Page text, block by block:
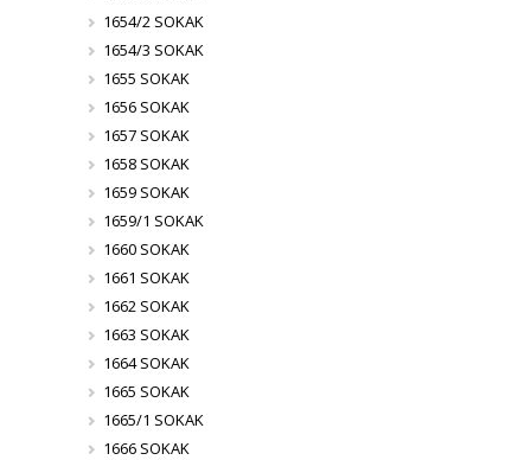
1654/2 SOKAK
1654/3 SOKAK
1655 SOKAK
1656 SOKAK
1657 SOKAK
1658 SOKAK
1659 SOKAK
1659/1 SOKAK
1660 SOKAK
1661 SOKAK
1662 SOKAK
1663 SOKAK
1664 SOKAK
1665 SOKAK
1665/1 SOKAK
1666 SOKAK